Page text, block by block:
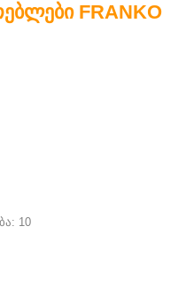
FRANKO
10